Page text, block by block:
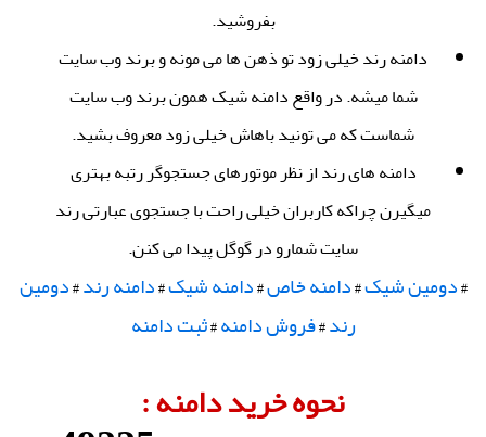
بفروشید.
دامنه رند خیلی زود تو ذهن ها می مونه و برند وب سایت
شما میشه. در واقع دامنه شیک همون برند وب سایت
شماست که می تونید باهاش خیلی زود معروف بشید.
دامنه های رند از نظر موتورهای جستجوگر رتبه بهتری
میگیرن چراکه کاربران خیلی راحت با جستجوی عبارتی رند
سایت شمارو در گوگل پیدا می کنن.
#دومین شیک#دامنه خاص#دامنه شیک#دامنه رند#دومین
رند#فروش دامنه#ثبت دامنه
نحوه خرید دامنه :